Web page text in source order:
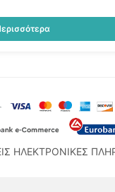
ΗΛΕΚΤΡΟΝΙΚΕΣ